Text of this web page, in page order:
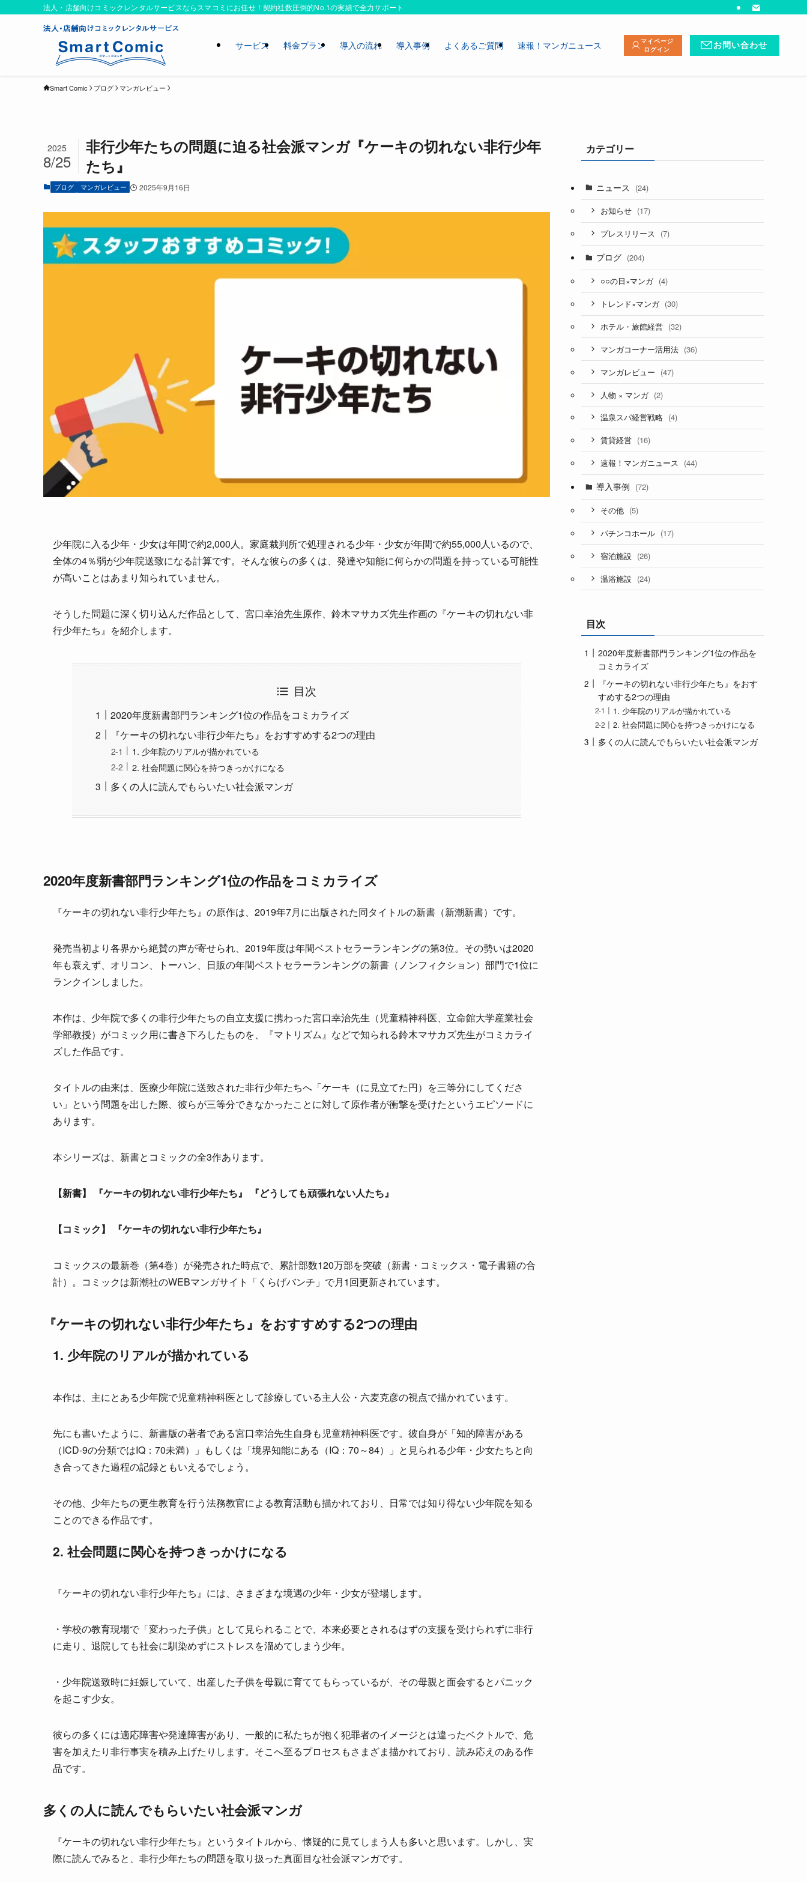
法人・店舗向けコミックレンタルサービスならスマコミにお任せ！契約社数圧倒的No.1の実績で全力サポートいたします！
サービス 料金プラン 導入の流れ 導入事例 よくあるご質問 速報！マンガニュース
マイページ
ログイン
お問い合わせ
Smart Comic ブログ マンガレビュー
非行少年たちの問題に迫る社会派マンガ『ケーキの切れない非行少年
たち』
2025
8/25
ブログ マンガレビュー 2025年9月16日
少年院に入る少年・少女は年間で約2,000人。家庭裁判所で処理される少年・少女が年間で約55,000人いるので、
全体の4％弱が少年院送致になる計算です。そんな彼らの多くは、発達や知能に何らかの問題を持っている可能性
が高いことはあまり知られていません。
そうした問題に深く切り込んだ作品として、宮口幸治先生原作、鈴木マサカズ先生作画の『ケーキの切れない非
行少年たち』を紹介します。
目次
2020年度新書部門ランキング1位の作品をコミカライズ
『ケーキの切れない非行少年たち』をおすすめする2つの理由
1. 少年院のリアルが描かれている
2. 社会問題に関心を持つきっかけになる
多くの人に読んでもらいたい社会派マンガ
2020年度新書部門ランキング1位の作品をコミカライズ
『ケーキの切れない非行少年たち』の原作は、2019年7月に出版された同タイトルの新書（新潮新書）です。
発売当初より各界から絶賛の声が寄せられ、2019年度は年間ベストセラーランキングの第3位。その勢いは2020
年も衰えず、オリコン、トーハン、日販の年間ベストセラーランキングの新書（ノンフィクション）部門で1位に
ランクインしました。
本作は、少年院で多くの非行少年たちの自立支援に携わった宮口幸治先生（児童精神科医、立命館大学産業社会
学部教授）がコミック用に書き下ろしたものを、『マトリズム』などで知られる鈴木マサカズ先生がコミカライ
ズした作品です。
タイトルの由来は、医療少年院に送致された非行少年たちへ「ケーキ（に見立てた円）を三等分にしてくださ
い」という問題を出した際、彼らが三等分できなかったことに対して原作者が衝撃を受けたというエピソードに
あります。
本シリーズは、新書とコミックの全3作あります。
【新書】 『ケーキの切れない非行少年たち』 『どうしても頑張れない人たち』
【コミック】 『ケーキの切れない非行少年たち』
コミックスの最新巻（第4巻）が発売された時点で、累計部数120万部を突破（新書・コミックス・電子書籍の合
計）。コミックは新潮社のWEBマンガサイト「くらげバンチ」で月1回更新されています。
『ケーキの切れない非行少年たち』をおすすめする2つの理由
1. 少年院のリアルが描かれている
本作は、主にとある少年院で児童精神科医として診療している主人公・六麦克彦の視点で描かれています。
先にも書いたように、新書版の著者である宮口幸治先生自身も児童精神科医です。彼自身が「知的障害がある
（ICD-9の分類ではIQ：70未満）」もしくは「境界知能にある（IQ：70～84）」と見られる少年・少女たちと向
き合ってきた過程の記録ともいえるでしょう。
その他、少年たちの更生教育を行う法務教官による教育活動も描かれており、日常では知り得ない少年院を知る
ことのできる作品です。
2. 社会問題に関心を持つきっかけになる
『ケーキの切れない非行少年たち』には、さまざまな境遇の少年・少女が登場します。
・学校の教育現場で「変わった子供」として見られることで、本来必要とされるはずの支援を受けられずに非行
に走り、退院しても社会に馴染めずにストレスを溜めてしまう少年。
・少年院送致時に妊娠していて、出産した子供を母親に育ててもらっているが、その母親と面会するとパニック
を起こす少女。
彼らの多くには適応障害や発達障害があり、一般的に私たちが抱く犯罪者のイメージとは違ったベクトルで、危
害を加えたり非行事実を積み上げたりします。そこへ至るプロセスもさまざま描かれており、読み応えのある作
品です。
多くの人に読んでもらいたい社会派マンガ
『ケーキの切れない非行少年たち』というタイトルから、懐疑的に見てしまう人も多いと思います。しかし、実
際に読んでみると、非行少年たちの問題を取り扱った真面目な社会派マンガです。
カテゴリー
ニュース (24)
お知らせ (17)
プレスリリース (7)
ブログ (204)
○○の日×マンガ (4)
トレンド×マンガ (30)
ホテル・旅館経営 (32)
マンガコーナー活用法 (36)
マンガレビュー (47)
人物 × マンガ (2)
温泉スパ経営戦略 (4)
賃貸経営 (16)
速報！マンガニュース (44)
導入事例 (72)
その他 (5)
パチンコホール (17)
宿泊施設 (26)
温浴施設 (24)
目次
2020年度新書部門ランキング1位の作品を
コミカライズ
『ケーキの切れない非行少年たち』をおす
すめする2つの理由
1. 少年院のリアルが描かれている
2. 社会問題に関心を持つきっかけになる
多くの人に読んでもらいたい社会派マンガ